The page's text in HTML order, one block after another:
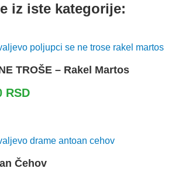
iz iste kategorije:
TROŠE – Rakel Martos
RSD
Čehov